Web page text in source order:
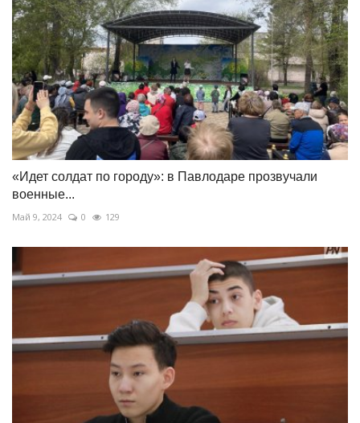
«Идет солдат по городу»: в Павлодаре прозвучали
военные...
Май 9, 2024 0 129